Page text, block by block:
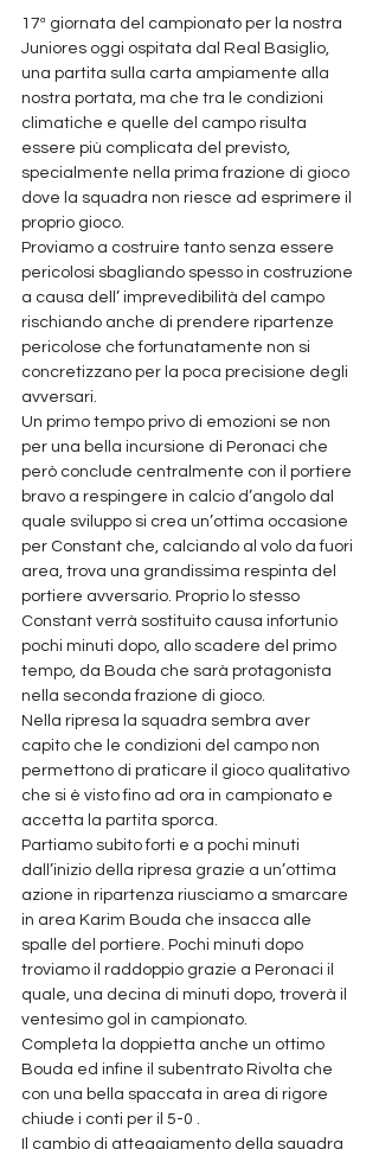
17ª giornata del campionato per la nostra
Juniores oggi ospitata dal Real Basiglio,
una partita sulla carta ampiamente alla
nostra portata, ma che tra le condizioni
climatiche e quelle del campo risulta
essere più complicata del previsto,
specialmente nella prima frazione di gioco
dove la squadra non riesce ad esprimere il
proprio gioco.
Proviamo a costruire tanto senza essere
pericolosi sbagliando spesso in costruzione
a causa dell’ imprevedibilità del campo
rischiando anche di prendere ripartenze
pericolose che fortunatamente non si
concretizzano per la poca precisione degli
avversari.
Un primo tempo privo di emozioni se non
per una bella incursione di Peronaci che
però conclude centralmente con il portiere
bravo a respingere in calcio d’angolo dal
quale sviluppo si crea un’ottima occasione
per Constant che, calciando al volo da fuori
area, trova una grandissima respinta del
portiere avversario. Proprio lo stesso
Constant verrà sostituito causa infortunio
pochi minuti dopo, allo scadere del primo
tempo, da Bouda che sarà protagonista
nella seconda frazione di gioco.
Nella ripresa la squadra sembra aver
capito che le condizioni del campo non
permettono di praticare il gioco qualitativo
che si è visto fino ad ora in campionato e
accetta la partita sporca.
Partiamo subito forti e a pochi minuti
dall’inizio della ripresa grazie a un’ottima
azione in ripartenza riusciamo a smarcare
in area Karim Bouda che insacca alle
spalle del portiere. Pochi minuti dopo
troviamo il raddoppio grazie a Peronaci il
quale, una decina di minuti dopo, troverà il
ventesimo gol in campionato.
Completa la doppietta anche un ottimo
Bouda ed infine il subentrato Rivolta che
con una bella spaccata in area di rigore
chiude i conti per il 5-0 .
Il cambio di atteggiamento della squadra